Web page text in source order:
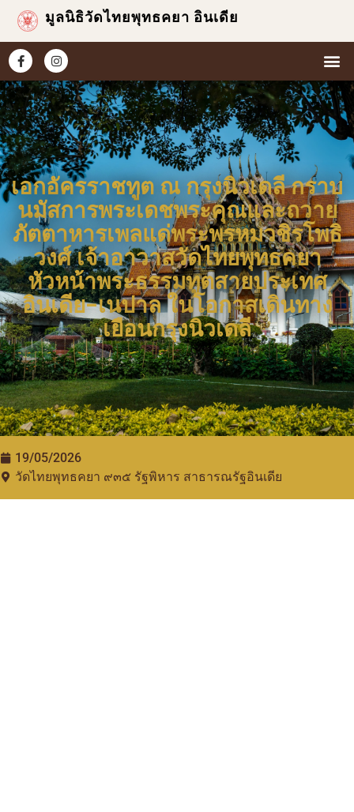
มูลนิธิวัดไทยพุทธคยา อินเดีย
เอกอัครราชทูต ณ กรุงนิวเดลี กราบ
นมัสการพระเดชพระคุณและถวาย
ภัตตาหารเพลแด่พระพรหมวชิรโพธิ
วงศ์ เจ้าอาวาสวัดไทยพุทธคยา
หัวหน้าพระธรรมทูตสายประเทศ
อินเดีย-เนปาล ในโอกาสเดินทาง
เยือนกรุงนิวเดลี
19/05/2026
วัดไทยพุทธคยา ๙๓๕​ รัฐพิหาร สาธารณรัฐอินเดีย